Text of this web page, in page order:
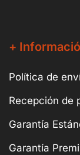
+
Política de
Recepción de
Garantía
Garantía